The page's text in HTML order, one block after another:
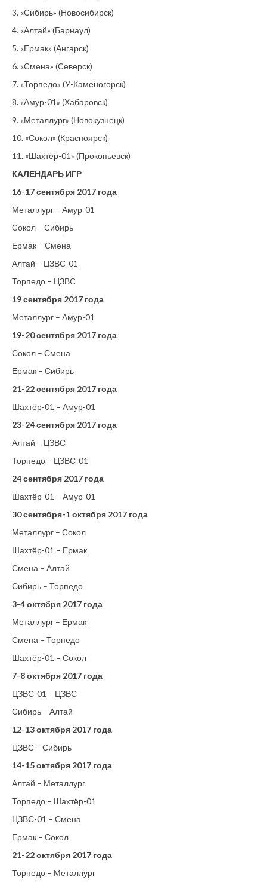
3. «Сибирь» (Новосибирск)
4. «Алтай» (Барнаул)
5. «Ермак» (Ангарск)
6. «Смена» (Северск)
7. «Торпедо» (У-Каменогорск)
8. «Амур-01» (Хабаровск)
9. «Металлург» (Новокузнецк)
10. «Сокол» (Красноярск)
11. «Шахтёр-01» (Прокопьевск)
КАЛЕНДАРЬ ИГР
16-17 сентября 2017 года
Металлург – Амур-01
Сокол – Сибирь
Ермак – Смена
Алтай – ЦЗВС-01
Торпедо – ЦЗВС
19 сентября 2017 года
Металлург – Амур-01
19-20 сентября 2017 года
Сокол – Смена
Ермак – Сибирь
21-22 сентября 2017 года
Шахтёр-01 – Амур-01
23-24 сентября 2017 года
Алтай – ЦЗВС
Торпедо – ЦЗВС-01
24 сентября 2017 года
Шахтёр-01 – Амур-01
30 сентября-1 октября 2017 года
Металлург – Сокол
Шахтёр-01 – Ермак
Смена – Алтай
Сибирь – Торпедо
3-4 октября 2017 года
Металлург – Ермак
Смена – Торпедо
Шахтёр-01 – Сокол
7-8 октября 2017 года
ЦЗВС-01 – ЦЗВС
Сибирь – Алтай
12-13 октября 2017 года
ЦЗВС – Сибирь
14-15 октября 2017 года
Алтай – Металлург
Торпедо – Шахтёр-01
ЦЗВС-01 – Смена
Ермак – Сокол
21-22 октября 2017 года
Торпедо – Металлург